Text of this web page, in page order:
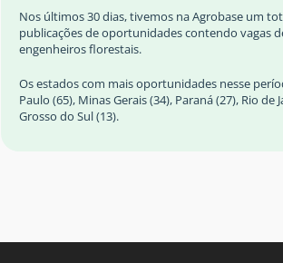
Nos últimos 30 dias, tivemos na Agrobase um
publicações de oportunidades contendo vagas
engenheiros florestais.
Os estados com mais oportunidades nesse
Paulo (65), Minas Gerais (34), Paraná (27), Rio de
Grosso do Sul (13).